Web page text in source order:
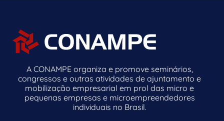
A CONAMPE organiza e promove seminários,
congressos e outras atividades de ajuntamento e
mobilização empresarial em prol das micro e
pequenas empresas e microempreendedores
individuais no Brasil.